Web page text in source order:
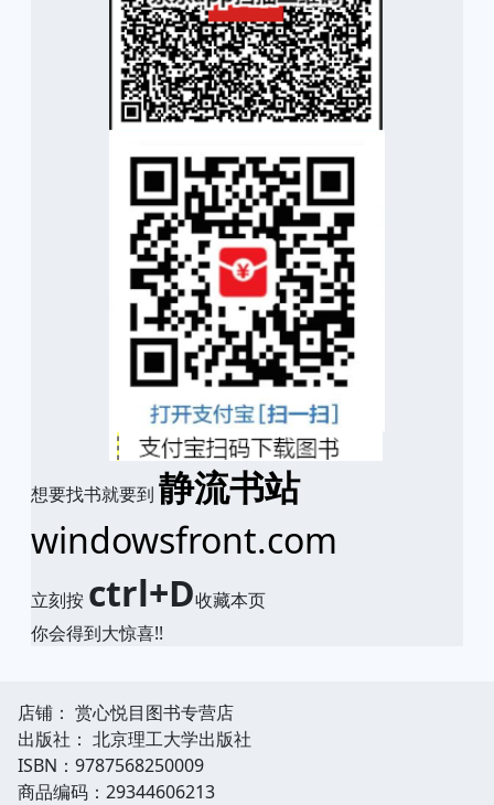
想要找书就要到 静流书站
windowsfront.com
立刻按 ctrl+D收藏本页
你会得到大惊喜!!
店铺： 赏心悦目图书专营店
出版社： 北京理工大学出版社
ISBN：9787568250009
商品编码：29344606213